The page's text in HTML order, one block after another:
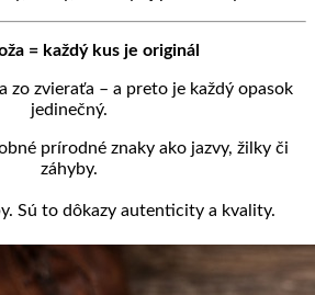
= každý kus je originál
zo zvieraťa – a preto je každý opasok
jedinečný.
prírodné znaky ako jazvy, žilky či
záhyby.
Sú to dôkazy autenticity a kvality.